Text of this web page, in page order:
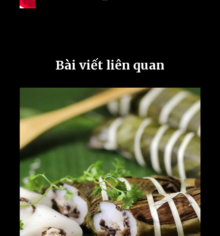
Bài viết liên quan